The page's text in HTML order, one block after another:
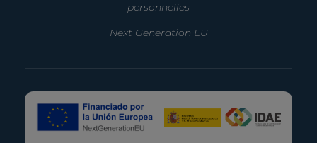
personnelles
Next Generation EU